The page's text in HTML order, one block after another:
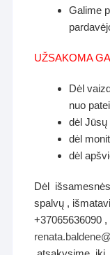
Galime
UŽSAKOMA
Dėl
nuo
dėl Jūsų
dėl
dėl
Dėl
spalvų ,
+37065636090